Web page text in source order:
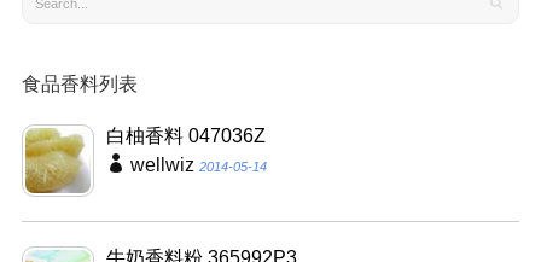
食品香料列表
白柚香料 047036Z
wellwiz 2014-05-14
牛奶香料粉 365992P3